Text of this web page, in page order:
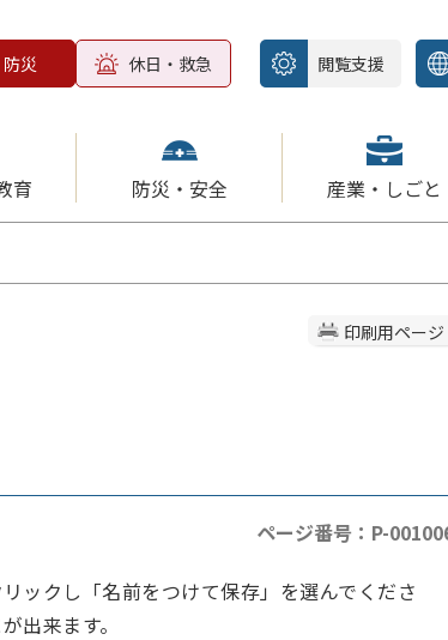
防災 休日・救急 閲覧支援
育 防災・安全 産業・しごと
印刷用ページ
ページ番号：P-
ックし「名前をつけて保存」を選んでくださ
出来ます。